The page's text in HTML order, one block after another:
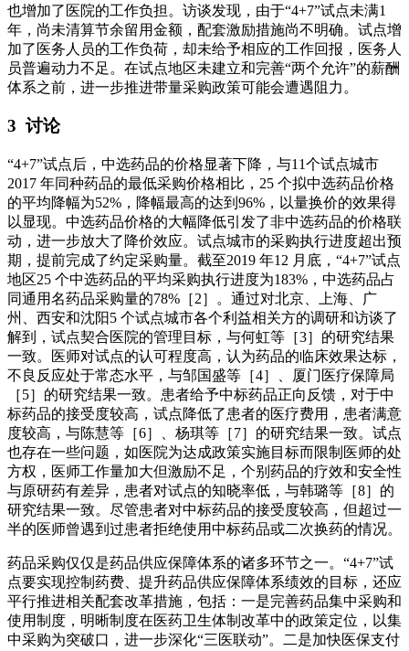
也增加了医院的工作负担。访谈发现，由于“4+7”试点未满1
年，尚未清算节余留用金额，配套激励措施尚不明确。试点增
加了医务人员的工作负荷，却未给予相应的工作回报，医务人
员普遍动力不足。在试点地区未建立和完善“两个允许”的薪酬
体系之前，进一步推进带量采购政策可能会遭遇阻力。
3 讨论
“4+7”试点后，中选药品的价格显著下降，与11个试点城市
2017 年同种药品的最低采购价格相比，25 个拟中选药品价格
的平均降幅为52%，降幅最高的达到96%，以量换价的效果得
以显现。中选药品价格的大幅降低引发了非中选药品的价格联
动，进一步放大了降价效应。试点城市的采购执行进度超出预
期，提前完成了约定采购量。截至2019 年12 月底，“4+7”试点
地区25 个中选药品的平均采购执行进度为183%，中选药品占
同通用名药品采购量的78%［2］。通过对北京、上海、广
州、西安和沈阳5 个试点城市各个利益相关方的调研和访谈了
解到，试点契合医院的管理目标，与何虹等［3］的研究结果
一致。医师对试点的认可程度高，认为药品的临床效果达标，
不良反应处于常态水平，与邹国盛等［4］、厦门医疗保障局
［5］的研究结果一致。患者给予中标药品正向反馈，对于中
标药品的接受度较高，试点降低了患者的医疗费用，患者满意
度较高，与陈慧等［6］、杨琪等［7］的研究结果一致。试点
也存在一些问题，如医院为达成政策实施目标而限制医师的处
方权，医师工作量加大但激励不足，个别药品的疗效和安全性
与原研药有差异，患者对试点的知晓率低，与韩璐等［8］的
研究结果一致。尽管患者对中标药品的接受度较高，但超过一
半的医师曾遇到过患者拒绝使用中标药品或二次换药的情况。
药品采购仅仅是药品供应保障体系的诸多环节之一。“4+7”试
点要实现控制药费、提升药品供应保障体系绩效的目标，还应
平行推进相关配套改革措施，包括：一是完善药品集中采购和
使用制度，明晰制度在医药卫生体制改革中的政策定位，以集
中采购为突破口，进一步深化“三医联动”。二是加快医保支付